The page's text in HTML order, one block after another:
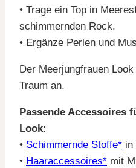
• Trage ein Top in
schimmernden Rock.
• Ergänze Perlen und
Der Meerjungfrauen
Traum an.
Passende Accessoires
Look:
• Schimmernde Stoffe* in
• Haaraccessoires* mit